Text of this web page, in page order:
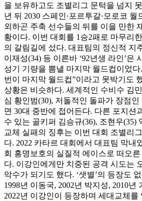
을 보유하고도 조별리그 문턱을 넘지
년 뒤 2030 스페인·포르투갈·모로코 월
외하곤 주축 선수들의 뒤를 이을 만한
황이다. 이번 대회를 1승2패로 마무리
의 갈림길에 섰다. 대표팀의 정신적 지
이재성(34) 등 이른바 ‘92년생 라인’은
성기 기량을 뽐낼 마지막 월드컵이었다
번이 마지막 월드컵”이라고 못박기도
상황은 비슷하다. 세계적인 수비수 김
심 황인범(30), 저돌적인 돌파가 장점인
면 30대 중반에 접어든다. 다른 포지션
수 있는 골키퍼 김승규(36), 조현우(35)
교체 실패의 징후는 이번 대회 조별리
다. 2022 카타르 대회에서 대표팀 막내
회 홍명보호의 실질적 에이스로 떠오
다. 이강인에게만 치중된 공격 시도는
악수가 되기도 했다. ‘샛별’의 등장도
1998년 이동국, 2002년 박지성, 2010년
2022년 이강인이 등장하며 세대교체를